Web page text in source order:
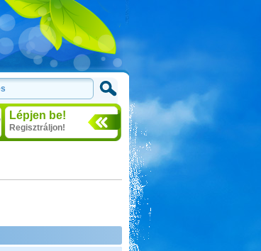
Lépjen be!
Regisztráljon!